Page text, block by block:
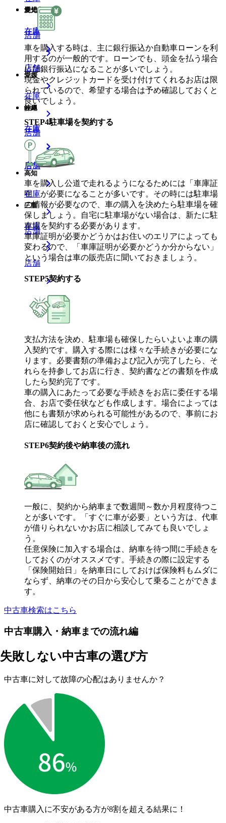
愛知
在庫
店舗
岐阜
在庫
店舗
三重
在庫
店舗
店舗
愛媛
在庫
店舗
高知
在庫
店舗
鹿児島
在庫
店舗
沖縄
在庫
店舗
車を購入する時は、主に銀行振込か自動車ローンを利
用するのが一般的です。ローンでも、頭金を払う場合
には銀行振込になることが多いでしょう。
現金やクレジットカードを受け付けてくれるお店は限
られているので、希望する場合は予め確認しておくと
良いでしょう。
STEP4駐車場を契約する
車を購入し公道で走れるようになるためには「車庫証
明」が必要になることが多いです。その時には駐車場
の情報が必要なので、車の購入を決めたら駐車場を確
保しましょう。自宅に駐車場がない場合は、新たに駐
車場を契約する必要があります。
車庫証明が必要かどうかはお住いのエリアによっても
変わるので、「車庫証明が必要かどうか分からない」
という場合は車の販売店に聞いておきましょう。
STEP5契約する
支払方法を決め、駐車場も確保したらいよいよ車の購
入契約です。購入する際には様々な手続きが必要にな
ります。必要書類の準備および記入が完了したら、そ
れらを持参してお店に行き、契約書などの書類を作成
したら契約完了です。
車の購入にあたって必要な手続きをお店に委任する場
合、お店で委任状なども作成します。場合によっては
他にも書類が求められる可能性があるので、事前にお
店に確認しておくと安心でしょう。
STEP6契約後や納車後の流れ
一般に、契約から納車まで数週間～数か月程度待つこ
とが多いです。「すぐに車が必要」という方は、代車
が借りられないかお店に相談してみても良いでしょ
う。
任意保険に加入する場合は、納車を待つ間に手続きを
しておくのがオススメです。手続きの際に設定する
「保険開始日」を納車日にしておけば保険料もムダに
ならず、納車のその日から安心して乗ることができま
す。
中古車検索はこちら
中古車購入・納車までの流れ編
失敗しない中古車の選び方
中古車に対して故障の心配はありませんか？
中古車購入に不安がある方が8割を超える結果に！